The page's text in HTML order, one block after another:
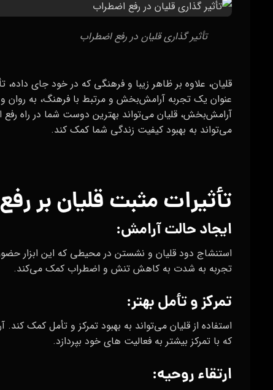
تأثیر گذاری قلیان در رفع اضطراب
قلیان، علاوه بر ظاهر زیبا و فرهنگی که در خود جای
عنوان یک تجربه آرامش‌بخش و مرتبط با فرهنگ، به روان
آرامش‌بخش، قلیان می‌تواند بهترین دوست شما در راه
می‌تواند به بهبود کیفیت زندگی شما کمک کند.
تأثیرات مثبت قلیان بر
ایجاد حالت آرامش:
استنشاج دود قلیان و نشستن در محیطی که این ابزار
تجربه به شدت به کاهش تنش و اضطراب کمک می‌کند.
تمرکز و تأمل بهتر:
استفاده از قلیان می‌تواند به بهبود تمرکز و تأمل کمک
که با تمرکز بیشتر به فعالیت‌ های خود بپردازد.
ارتقاء روحیه: